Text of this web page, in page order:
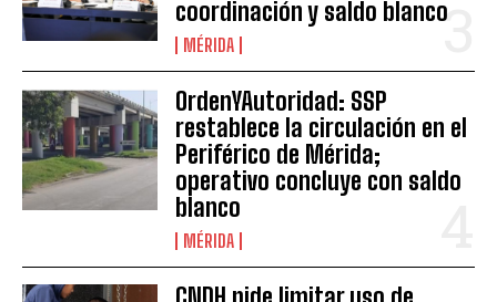
coordinación y saldo blanco
MÉRIDA
OrdenYAutoridad: SSP
restablece la circulación en el
Periférico de Mérida;
operativo concluye con saldo
blanco
MÉRIDA